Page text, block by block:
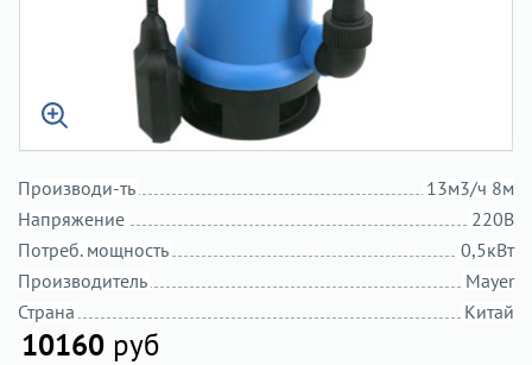
13м3/ч 8м
Производи-ть
220В
Напряжение
0,5кВт
Потреб. мощность
Mayer
Производитель
Китай
Страна
10160 руб